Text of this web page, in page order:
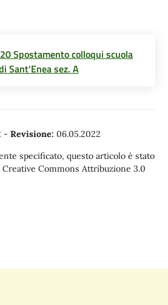
Spostamento colloqui scuola
Sant'Enea sez. A
- Revisione: 06.05.2022
specificato, questo articolo è stato
Commons Attribuzione 3.0